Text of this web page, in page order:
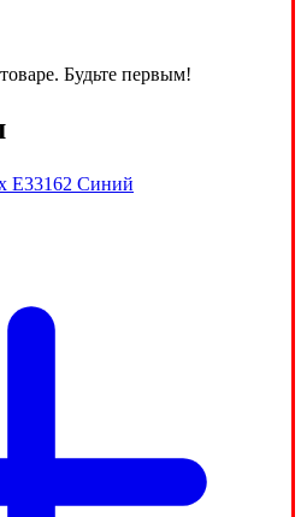
Будьте первым!
E33162 Синий